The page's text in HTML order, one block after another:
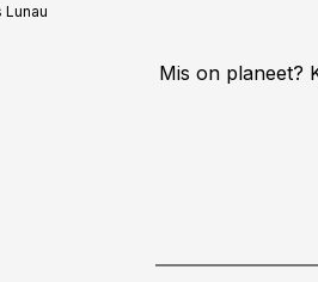
Mis on planeet?